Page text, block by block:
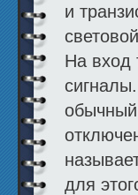
и
На вход
обычный
для